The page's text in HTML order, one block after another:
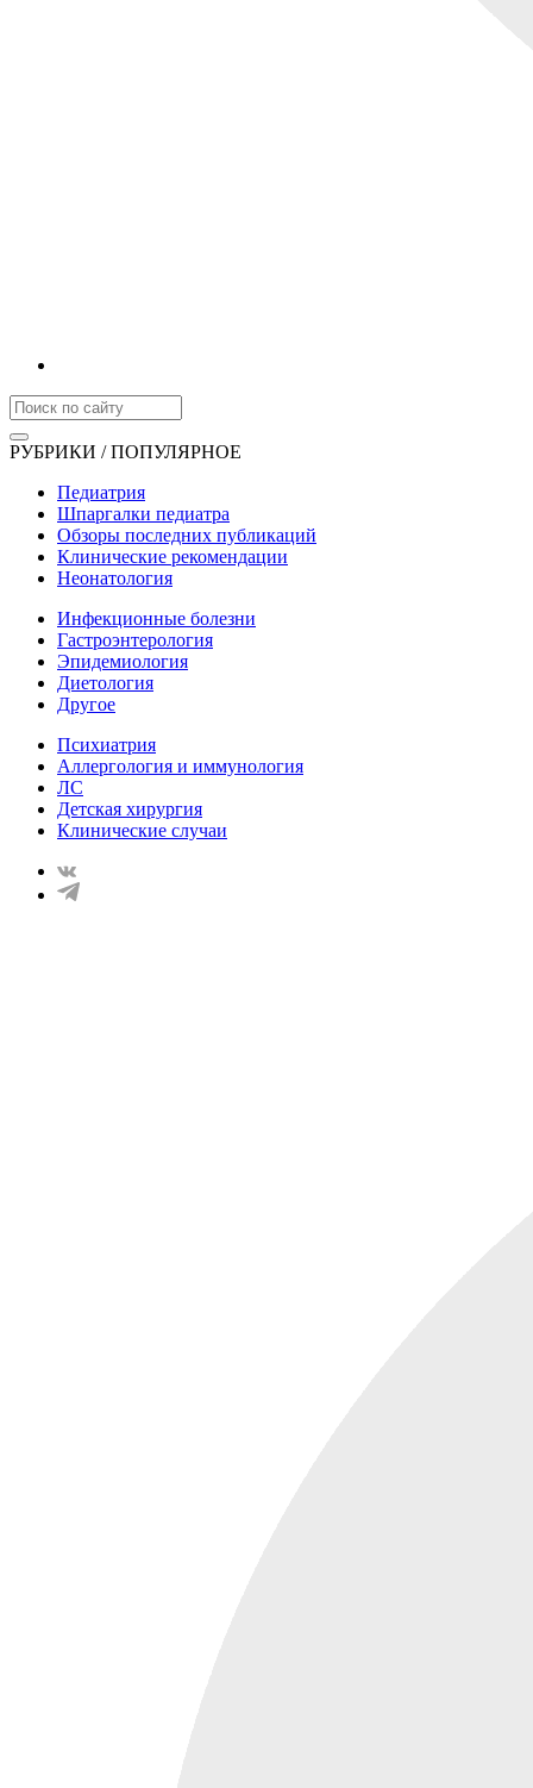
РУБРИКИ / ПОПУЛЯРНОЕ
Педиатрия
Шпаргалки педиатра
Обзоры последних публикаций
Клинические рекомендации
Неонатология
Инфекционные болезни
Гастроэнтерология
Эпидемиология
Диетология
Другое
Психиатрия
Аллергология и иммунология
ЛС
Детская хирургия
Клинические случаи